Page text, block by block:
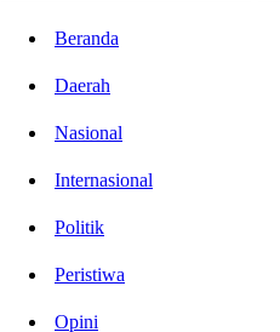
Beranda
Daerah
Nasional
Internasional
Politik
Peristiwa
Opini